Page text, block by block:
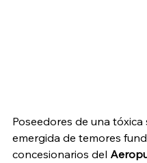
Poseedores de una tóxica
emergida de temores
concesionarios del